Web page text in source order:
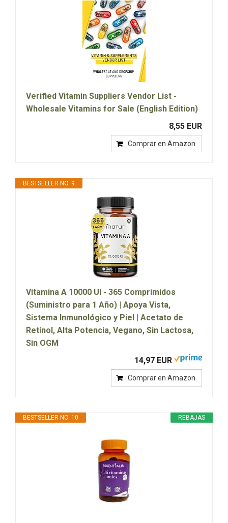
Verified Vitamin Suppliers Vendor List -
Wholesale Vitamins for Sale (English Edition)
8,55 EUR
Comprar en Amazon
BESTSELLER NO. 9
Vitamina A 10000 UI - 365 Comprimidos
(Suministro para 1 Año) | Apoya Vista,
Sistema Inmunológico y Piel | Acetato de
Retinol, Alta Potencia, Vegano, Sin Lactosa,
Sin OGM
14,97 EUR
Comprar en Amazon
REBAJAS
BESTSELLER NO. 10